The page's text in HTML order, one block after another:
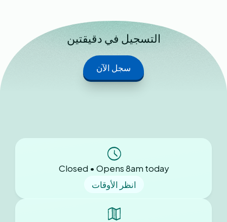
التسجيل في دقيقتين
سجل الآن
Closed • Opens 8am today
انظر الأوقات